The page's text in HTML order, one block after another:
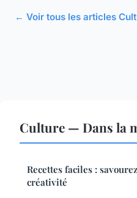
← Voir tous les articles
Culture — Dans la
Recettes faciles :
créativité